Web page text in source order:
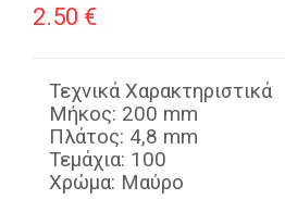
2.50 €
Τεχνικά Χαρακτηριστικά
Μήκος: 200 mm
Πλάτος: 4,8 mm
Τεμάχια: 100
Χρώμα: Μαύρο